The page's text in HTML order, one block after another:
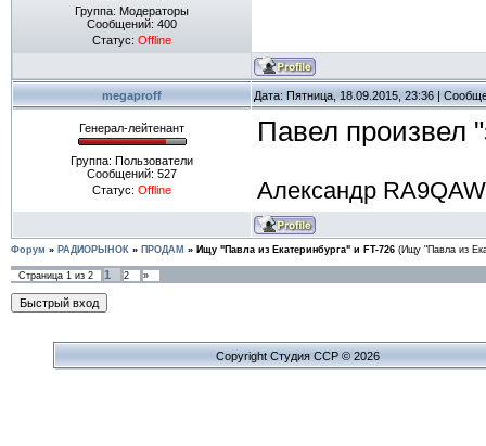
Группа: Модераторы
Сообщений: 400
Статус: Offline
megaproff Дата: Пятница, 18.09.2015, 23:36 |
Генерал-лейтенант
Группа: Пользователи
Сообщений: 527
Статус: Offline
Павел произвел
Александр
Форум » РАДИОРЫНОК » ПРОДАМ » Ищу "Павла из Екатеринбурга" и FT-726 (Ищу "Павла из
Страница 1 из 2 1 2 »
Copyright Cтудия ССР © 2026